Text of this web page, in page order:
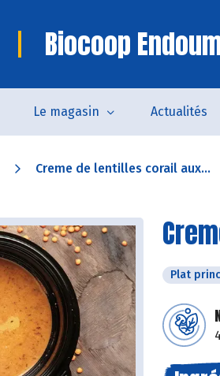
Biocoop
Le magasin Actualités
Creme de lentilles corail aux...
Plat